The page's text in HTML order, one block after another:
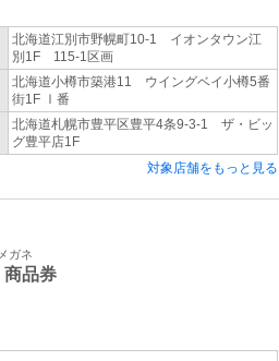
北海道江別市野幌町10-1 イオンタウン江
別1F 115-1区画
北海道小樽市築港11 ウイングベイ小樽5番
街1F Ⅰ番
北海道札幌市豊平区豊平4条9-3-1 ザ・ビッ
グ豊平店1F
対象店舗をもっと見る
ガネ
品券